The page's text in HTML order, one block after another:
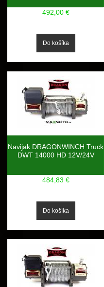
492,00 €
Navijak DRAGONWINCH Truck
DWT 14000 HD 12V/24V
484,83 €